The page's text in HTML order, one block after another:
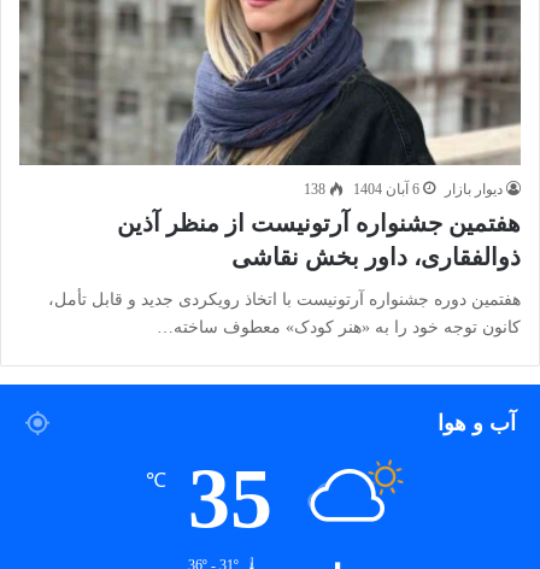
دیوار بازار 6 آبان 1404 138
هفتمین جشنواره آرتونیست از منظر آذین
ذوالفقاری، داور بخش نقاشی
هفتمین دوره جشنواره آرتونیست با اتخاذ رویکردی جدید و قابل تأمل،
کانون توجه خود را به «هنر کودک» معطوف ساخته…
آب و هوا
35
℃